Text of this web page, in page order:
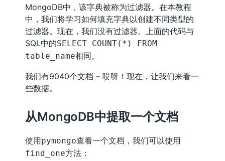
MongoDB中，该字典被称为过滤器。在本教程
中，我们将学习如何填充字典以创建不同类型的
过滤器。现在，我们没有过滤器。上面的代码与
SQL中的SELECT COUNT(*) FROM
table_name相同。
我们有9040个文档 – 哎呀！现在，让我们来看一
些数据。
从MongoDB中提取一个文档
使用pymongo查看一个文档，我们可以使用
find_one方法：